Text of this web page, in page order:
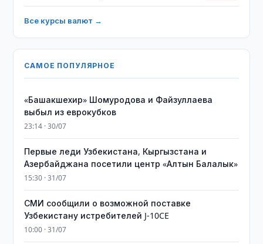
Все курсы валют →
САМОЕ ПОПУЛЯРНОЕ
«Башакшехир» Шомуродова и Файзуллаева
выбыл из еврокубков
23:14 · 30/07
Первые леди Узбекистана, Кыргызстана и
Азербайджана посетили центр «Алтын Балалык»
15:30 · 31/07
СМИ сообщили о возможной поставке
Узбекистану истребителей J-10CE
10:00 · 31/07